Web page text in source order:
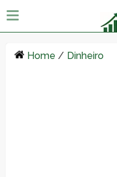
Home / Dinheiro